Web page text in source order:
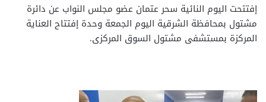
إفتتحت اليوم النائية سحر عتمان عضو مجلس النواب عن دائرة
مشتول بمحافظة الشرقية اليوم الجمعة وحدة إفتتاح العناية
المركزة بمستشفى مشتول السوق المركزى.